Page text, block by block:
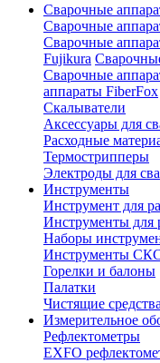
Сварочные
Сварочные
Сварочные
Fujikura
Сварочные
аппараты FiberFox
Скалыватели
Аксессуары для
Расходные
Термострипперы
Электроды для
Инструменты
Инструмент для
Инструменты для
Наборы
Инструменты
Горелки и балоны
Палатки
Чистящие
Измерительное
Рефлектометры
EXFO